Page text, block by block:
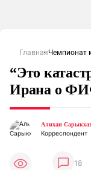
ГлавнаяЧемпионат
“Это
Ирана о
Алихан
Корреспондент
18